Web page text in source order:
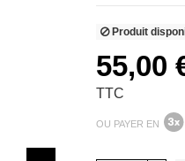
Produit
55,00
TTC
OU PAYER EN